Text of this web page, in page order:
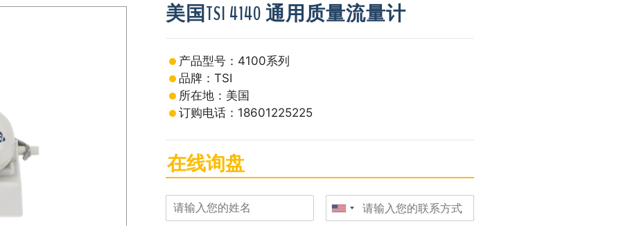
美国TSI 4140 通用质量流量计
产品型号：4100系列
品牌：TSI
所在地：美国
订购电话：18601225225
在线询盘